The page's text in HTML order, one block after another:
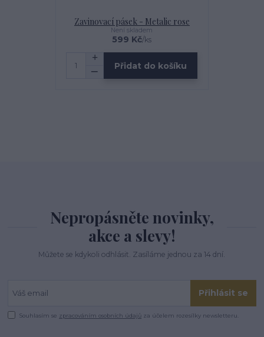
Zavinovací pásek - Metalic rose
599 Kč/ks
Není skladem
Přidat do košíku
Nepropásněte novinky,
akce a slevy!
Můžete se kdykoli odhlásit. Zasíláme jednou za 14 dní.
Přihlásit se
Souhlasím se zpracováním osobních údajů za účelem rozesílky newsletteru.